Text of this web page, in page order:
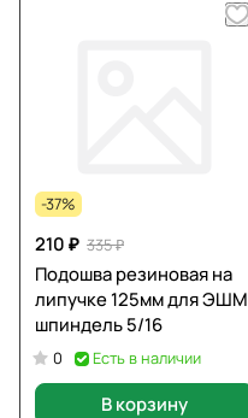
-37%
210 ₽ 335 ₽
Подошва резиновая на
липучке 125мм для ЭШМ
шпиндель 5/16
0 Есть в наличии
В корзину